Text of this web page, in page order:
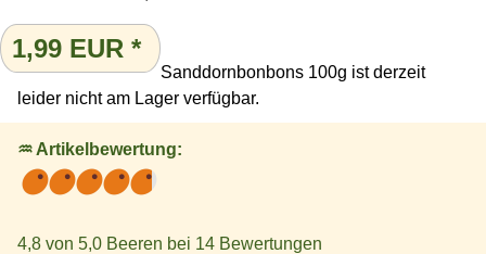
1,99 EUR *
Sanddornbonbons 100g ist derzeit
leider nicht am Lager verfügbar.
♒ Artikelbewertung:
4,8 von 5,0 Beeren bei 14 Bewertungen